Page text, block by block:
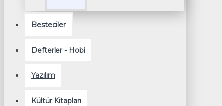
Besteciler
Defterler - Hobi
Yazılım
Kültür Kitapları